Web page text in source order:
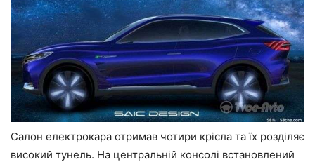
Салон електрокара отримав чотири крісла та їх розділяє
високий тунель. На центральній консолі встановлений